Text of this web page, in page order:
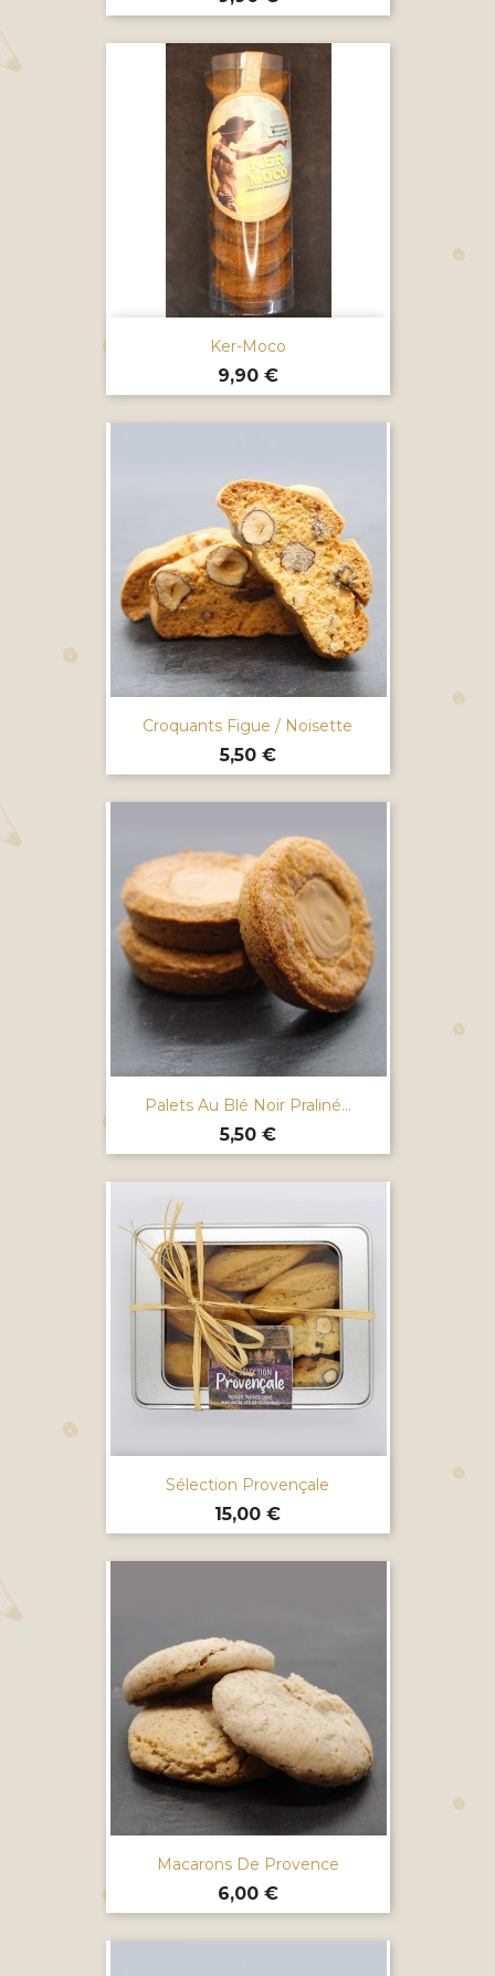
Ker-Moco
Prix
9,90 €
Croquants Figue / Noisette
Prix
5,50 €
Palets Au Blé Noir Praliné...
Prix
5,50 €
Sélection Provençale
Prix
15,00 €
Macarons De Provence
Prix
6,00 €